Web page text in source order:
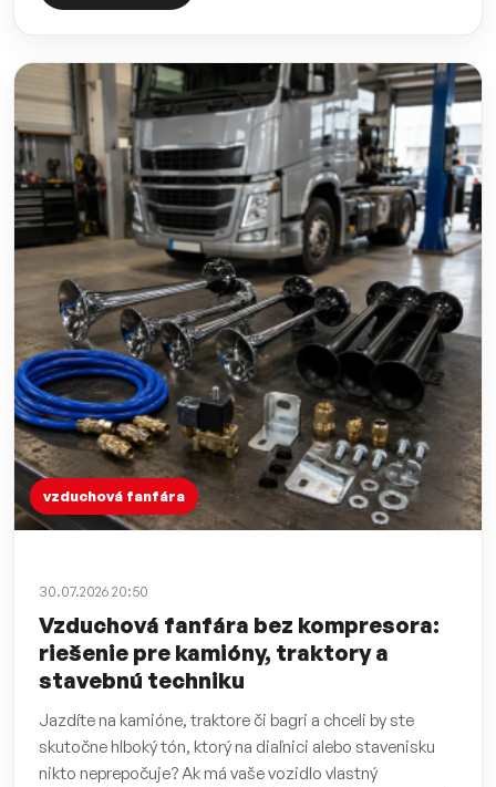
vzduchová fanfára
30.07.2026 20:50
Vzduchová fanfára bez kompresora:
riešenie pre kamióny, traktory a
stavebnú techniku
Jazdíte na kamióne, traktore či bagri a chceli by ste
skutočne hlboký tón, ktorý na diaľnici alebo stavenisku
nikto neprepočuje? Ak má vaše vozidlo vlastný